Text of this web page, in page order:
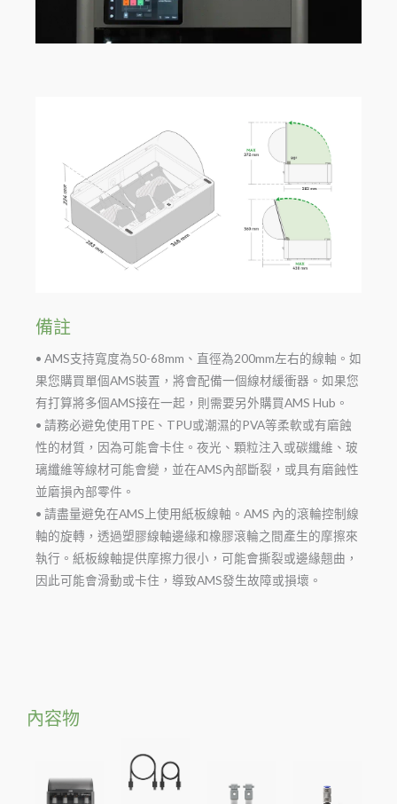
備註
• AMS支持寬度為50-68mm、直徑為200mm左右的線軸。如
果您購買單個AMS裝置，將會配備一個線材緩衝器。如果您
有打算將多個AMS接在一起，則需要另外購買AMS Hub。
• 請務必避免使用TPE、TPU或潮濕的PVA等柔軟或有磨蝕
性的材質，因為可能會卡住。夜光、顆粒注入或碳纖維、玻
璃纖維等線材可能會變，並在AMS內部斷裂，或具有磨蝕性
並磨損內部零件。
• 請盡量避免在AMS上使用紙板線軸。AMS 內的滾輪控制線
軸的旋轉，透過塑膠線軸邊緣和橡膠滾輪之間產生的摩擦來
執行。紙板線軸提供摩擦力很小，可能會撕裂或邊緣翹曲，
因此可能會滑動或卡住，導致AMS發生故障或損壞。
內容物